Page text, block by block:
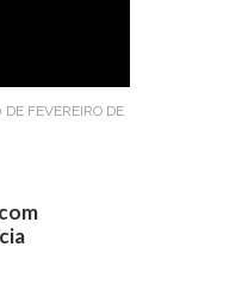
DE FEVEREIRO DE